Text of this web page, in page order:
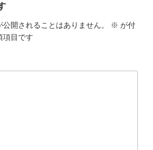
公開されることはありません。 ※ が付
項目です